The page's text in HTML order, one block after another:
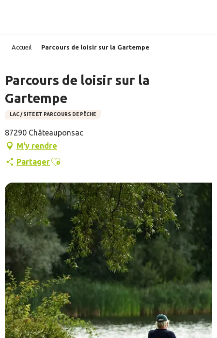
Accueil Parcours de loisir sur la Gartempe
Parcours de loisir sur la
Gartempe
LAC / SITE ET PARCOURS DE PÊCHE
87290 Châteauponsac
M'y rendre
PartagerAjouter aux favoris